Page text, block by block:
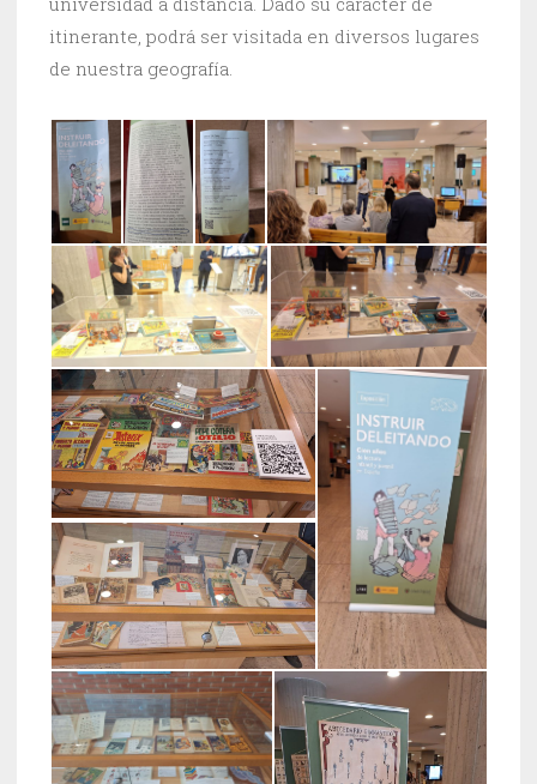
itinerante, podrá ser visitada en diversos lugares
de nuestra geografía.